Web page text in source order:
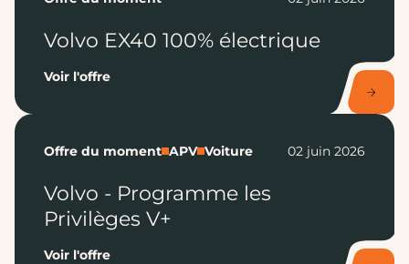
Volvo EX40 100% électrique
Voir l'offre
Offre du moment APV Voiture 02 juin 2026
Volvo - Programme les
Privilèges V+
Voir l'offre